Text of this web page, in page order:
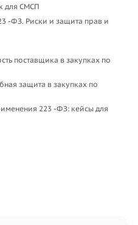
для СМСП
-ФЗ. Риски и защита прав и
поставщика в закупках по
защита в закупках по
223 -ФЗ: кейсы для